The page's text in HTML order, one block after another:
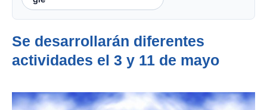
Se desarrollarán diferentes
actividades el 3 y 11 de mayo